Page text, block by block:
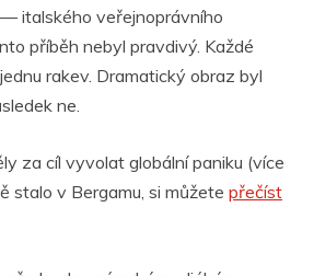
italského veřejnoprávního
příběh nebyl pravdivý. Každé
rakev. Dramatický obraz byl
ne.
za cíl vyvolat globální paniku (více
stalo v Bergamu, si můžete přečíst